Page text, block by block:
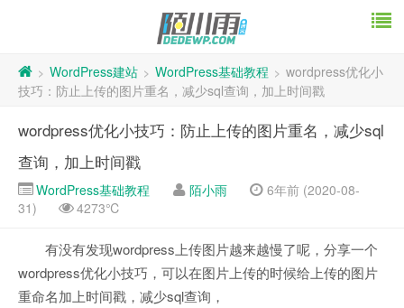
> WordPress建站 > WordPress基础教程 > wordpress优化小
技巧：防止上传的图片重名，减少sql查询，加上时间戳
wordpress优化小技巧：防止上传的图片重名，减少sql
查询，加上时间戳
WordPress基础教程 陌小雨
6年前 (2020-08-
31)
4273℃
有没有发现wordpress上传图片越来越慢了呢，分享一个
wordpress优化小技巧，可以在图片上传的时候给上传的图片
重命名加上时间戳，减少sql查询，